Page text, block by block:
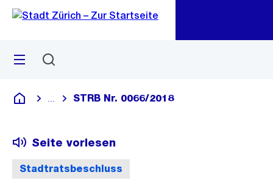
Navigation
Sprunglink
Menü
Deutsch
Blende alle Breadcrumbs ein
STRB Nr. 0066/2018
Stadtratsbeschluss
Seite vorlesen